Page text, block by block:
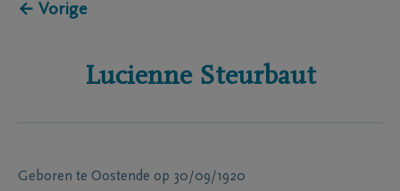
← Vorige
Lucienne Steurbaut
Geboren te Oostende op 30/09/1920